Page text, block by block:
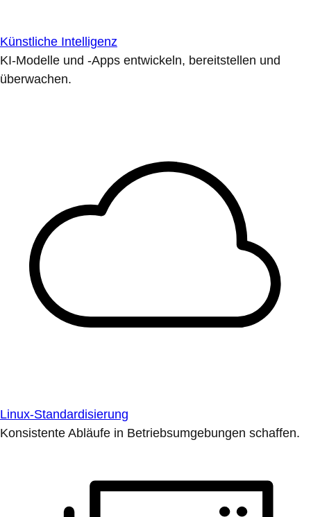
Künstliche Intelligenz
KI-Modelle und -Apps entwickeln, bereitstellen und
überwachen.
Linux-Standardisierung
Konsistente Abläufe in Betriebsumgebungen schaffen.